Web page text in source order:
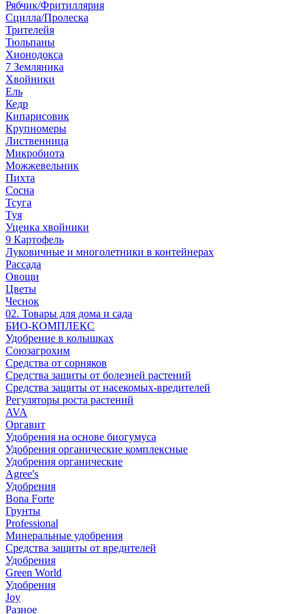
Рябчик/Фритиллярия
Сцилла/Пролеска
Трителейя
Тюльпаны
Хионодокса
7 Земляника
Хвойники
Ель
Кедр
Кипарисовик
Крупномеры
Лиственница
Микробиота
Можжевельник
Пихта
Сосна
Тсуга
Туя
Уценка хвойники
9 Картофель
Луковичные и многолетники в контейнерах
Рассада
Овощи
Цветы
Чеснок
02. Товары для дома и сада
БИО-КОМПЛЕКС
Удобрение в колышках
Союзагрохим
Средства от сорняков
Средства защиты от болезней растений
Средства защиты от насекомых-вредителей
Регуляторы роста растений
AVA
Оргавит
Удобрения на основе биогумуса
Удобрения органические комплексные
Удобрения органические
Agree's
Удобрения
Bona Forte
Грунты
Professional
Минеральные удобрения
Средства защиты от вредителей
Удобрения
Green World
Удобрения
Joy
Разное